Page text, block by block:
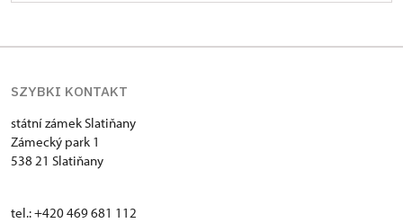
SZYBKI KONTAKT
státní zámek Slatiňany
Zámecký park 1
538 21 Slatiňany
tel.: +420 469 681 112